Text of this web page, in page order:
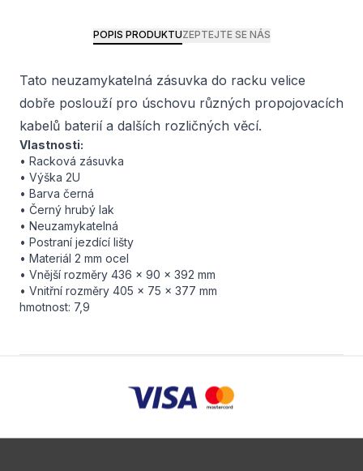
POPIS PRODUKTUZEPTEJTE SE NÁS
Tato neuzamykatelná zásuvka do racku velice
dobře poslouží pro úschovu různých propojovacích
kabelů baterií a dalších rozličných věcí.
Vlastnosti:
• Racková zásuvka
• Výška 2U
• Barva černá
• Černý hrubý lak
• Neuzamykatelná
• Postraní jezdící lišty
• Materiál 2 mm ocel
• Vnější rozměry 436 x 90 x 392 mm
• Vnitřní rozměry 405 x 75 x 377 mm
hmotnost: 7,9